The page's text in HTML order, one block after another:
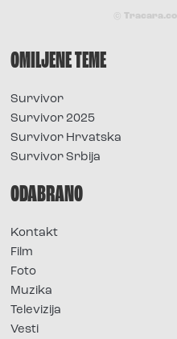
©
OMILJENE TEME
Survivor
Survivor 2025
Survivor Hrvatska
Survivor Srbija
ODABRANO
Kontakt
Film
Foto
Muzika
Televizija
Vesti